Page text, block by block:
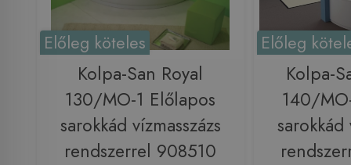
Előleg köteles
Kolpa-San Royal
130/MO-1 Előlapos
sarokkád vízmasszázs
rendszerrel 908510
Előleg
Kolpa-
140/
sarokkád